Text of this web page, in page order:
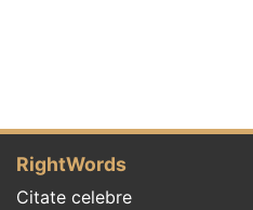
RightWords
Citate celebre